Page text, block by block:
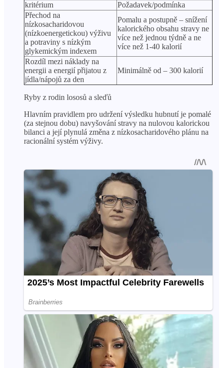
kritérium
Požadavek/podmínka
Přechod na
nízkosacharidovou
(nízkoenergetickou) výživu
a potraviny s nízkým
glykemickým indexem
Pomalu a postupně – snížení
kalorického obsahu stravy ne
více než jednou týdně a ne
více než 1-40 kalorií
Rozdíl mezi náklady na
energii a energií přijatou z
jídla/nápojů za den
Minimálně od – 300 kalorií
Ryby z rodin lososů a sleďů
Hlavním pravidlem pro udržení výsledku hubnutí je pomalé
(za stejnou dobu) navyšování stravy na nulovou kalorickou
bilanci a její plynulá změna z nízkosacharidového plánu na
racionální systém výživy.